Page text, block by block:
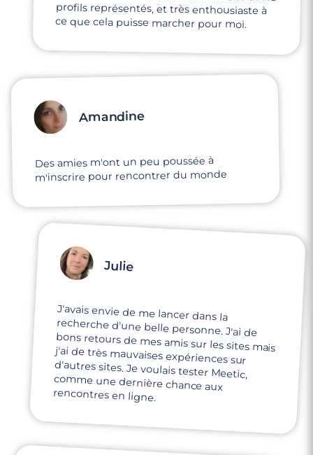
ce que cela puisse marcher pour moi.
Amandine
Des amies m'ont un peu poussée à
m'inscrire pour rencontrer du monde
Julie
J'avais envie de me lancer dans la
recherche d'une belle personne. J'ai de
bons retours de mes amis sur les sites mais
j'ai de très mauvaises expériences sur
d'autres sites. Je voulais tester Meetic,
comme une dernière chance aux
rencontres en ligne.